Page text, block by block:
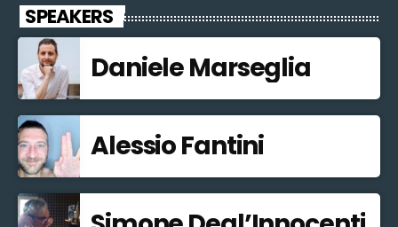
SPEAKERS
Daniele Marseglia
Alessio Fantini